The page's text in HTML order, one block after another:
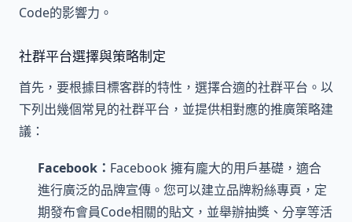
Code的影響力。
社群平台選擇與策略制定
首先，要根據目標客群的特性，選擇合適的社群平台。以
下列出幾個常見的社群平台，並提供相對應的推廣策略建
議：
Facebook： Facebook 擁有龐大的用戶基礎，適合
進行廣泛的品牌宣傳。您可以建立品牌粉絲專頁，定
期發布會員Code相關的貼文，並舉辦抽獎、分享等活